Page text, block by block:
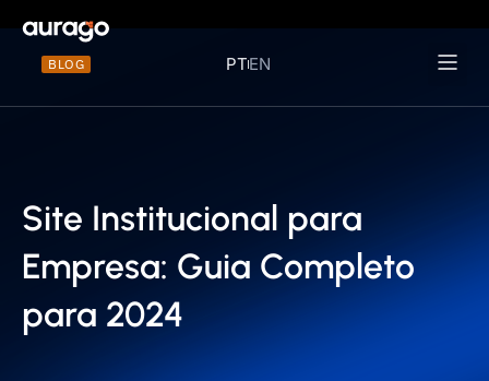
BLOG PTEN
Site Institucional para
Empresa: Guia Completo
para 2024